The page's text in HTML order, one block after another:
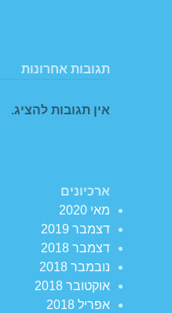
תגובות אחרונות
אין תגובות להציג.
ארכיונים
מאי 2020
דצמבר 2019
דצמבר 2018
נובמבר 2018
אוקטובר 2018
אפריל 2018